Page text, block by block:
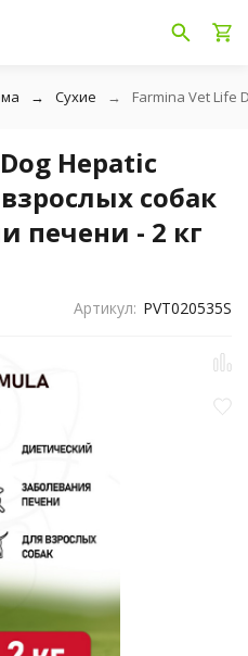
Сухие Farmina Vet Life
Hepatic
собак
печени - 2 кг
Артикул: PVT020535S